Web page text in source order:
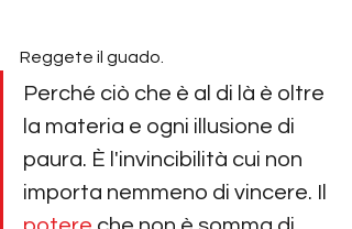
Reggete il guado.
Perché ciò che è al di là è oltre
la materia e ogni illusione di
paura. È l'invincibilità cui non
importa nemmeno di vincere. Il